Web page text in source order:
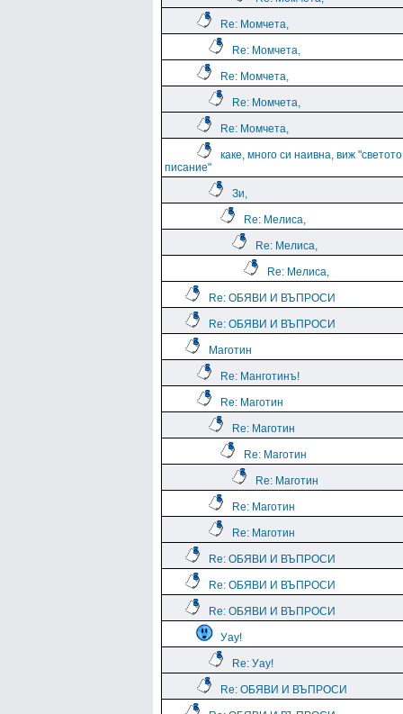
Re: Момчета,
Re: Момчета,
Re: Момчета,
Re: Момчета,
Re: Момчета,
каке, много си наивна, виж "светото
писание"
Зи,
Re: Мелиса,
Re: Мелиса,
Re: Мелиса,
Re: ОБЯВИ И ВЪПРОСИ
Re: ОБЯВИ И ВЪПРОСИ
Маготин
Re: Манготинъ!
Re: Маготин
Re: Маготин
Re: Маготин
Re: Маготин
Re: Маготин
Re: Маготин
Re: ОБЯВИ И ВЪПРОСИ
Re: ОБЯВИ И ВЪПРОСИ
Re: ОБЯВИ И ВЪПРОСИ
Уау!
Re: Уау!
Re: ОБЯВИ И ВЪПРОСИ